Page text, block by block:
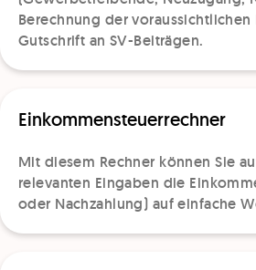
Berechnung der voraussichtlichen
Gutschrift an SV-Beiträgen.
Einkommensteuerrechner
Mit diesem Rechner können Sie
relevanten Eingaben die
oder Nachzahlung) auf einfache